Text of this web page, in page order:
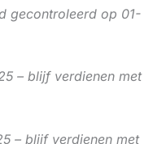
gecontroleerd op 01-
– blijf verdienen met
– blijf verdienen met